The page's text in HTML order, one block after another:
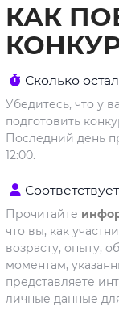
КАК
Сколько
Убедитесь, что у
подготовить
Последний день
12:00.
Прочитайте
что вы, как
возрасту, опыту,
моментам,
представляете
личные данные